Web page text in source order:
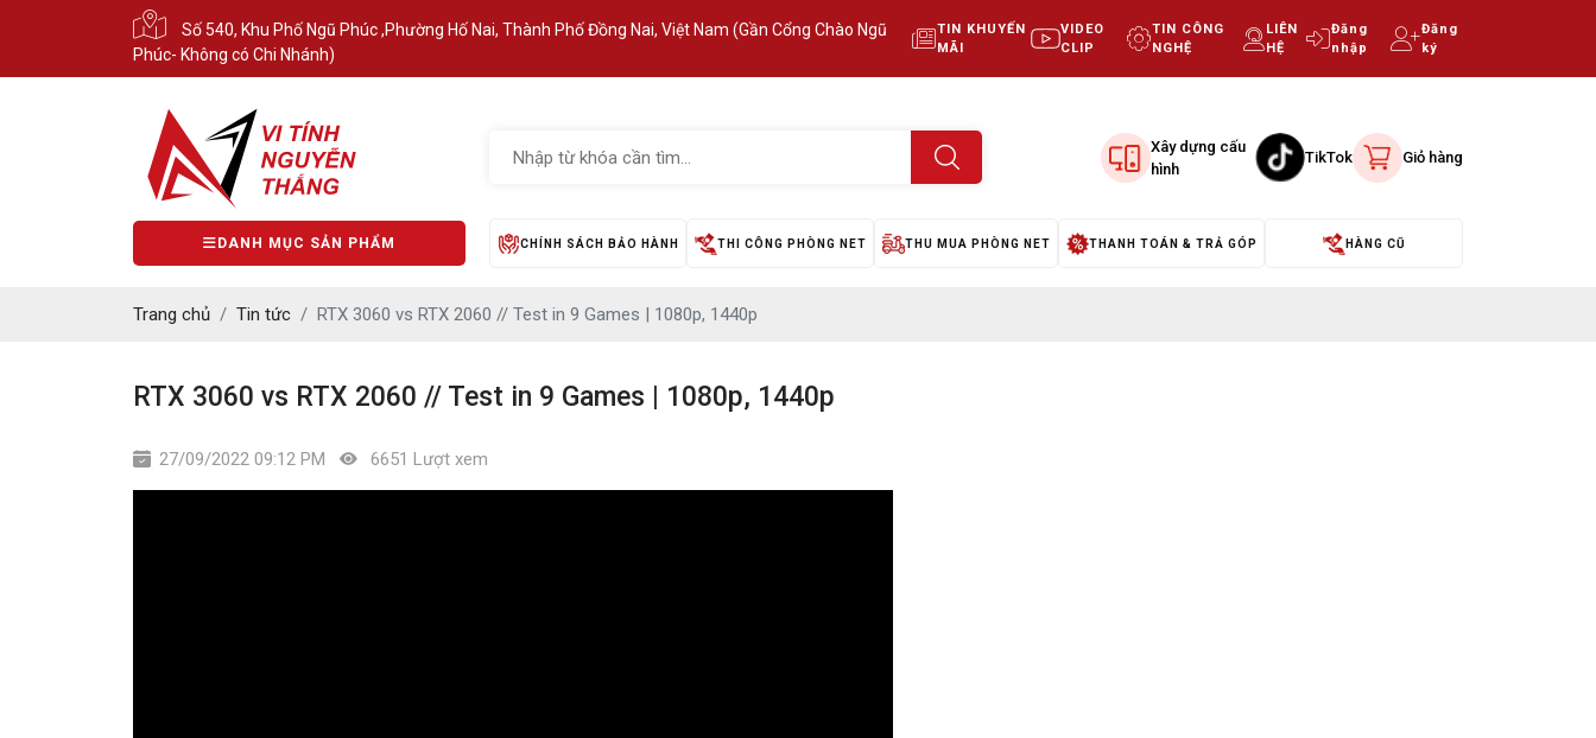
Số 540, Khu Phố Ngũ Phúc ,Phường Hố Nai, Thành Phố Đồng Nai, Việt Nam (Gần Cổng Chào Ngũ
Phúc- Không có Chi Nhánh)
TIN KHUYẾN
MÃI
VIDEO
CLIP
TIN CÔNG
NGHỆ
LIÊN
HỆ
Đăng
nhập
Đăng
ký
Xây dựng cấu
hình
TikTok Giỏ hàng
DANH MỤC SẢN PHẨM CHÍNH SÁCH BẢO HÀNH THI CÔNG PHÒNG NET THU MUA PHÒNG NET THANH TOÁN & TRẢ GÓP HÀNG CŨ
Trang chủ Tin tức RTX 3060 vs RTX 2060 // Test in 9 Games | 1080p, 1440p
RTX 3060 vs RTX 2060 // Test in 9 Games | 1080p, 1440p
27/09/2022 09:12 PM 6651 Lượt xem